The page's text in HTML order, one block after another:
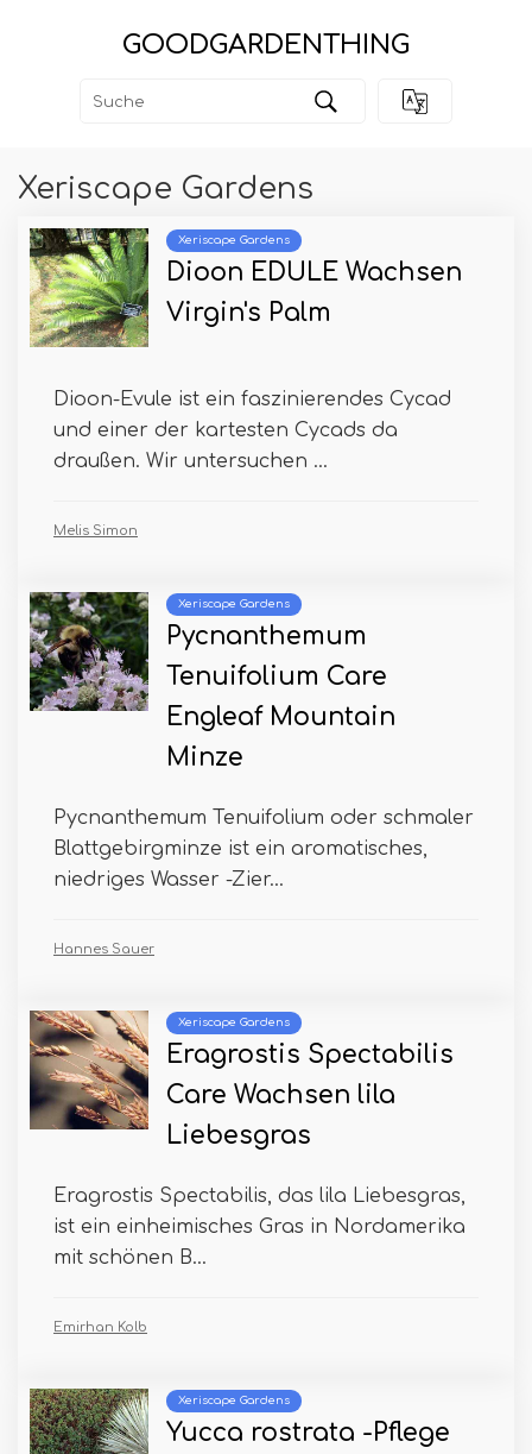
GOODGARDENTHING
Xeriscape Gardens
Xeriscape Gardens
Dioon EDULE Wachsen
Virgin's Palm
Dioon-Evule ist ein faszinierendes Cycad
und einer der kartesten Cycads da
draußen. Wir untersuchen ...
Melis Simon
Xeriscape Gardens
Pycnanthemum
Tenuifolium Care
Engleaf Mountain
Minze
Pycnanthemum Tenuifolium oder schmaler
Blattgebirgminze ist ein aromatisches,
niedriges Wasser -Zier...
Hannes Sauer
Xeriscape Gardens
Eragrostis Spectabilis
Care Wachsen lila
Liebesgras
Eragrostis Spectabilis, das lila Liebesgras,
ist ein einheimisches Gras in Nordamerika
mit schönen B...
Emirhan Kolb
Xeriscape Gardens
Yucca rostrata -Pflege